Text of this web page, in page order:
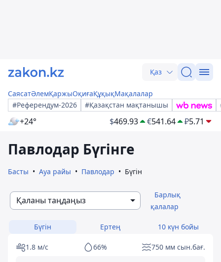
Қаз
СаясатӘлемҚаржыОқиғаҚұқықМақалалар
#Референдум-2026
#Қазақстан мақтанышы
+24° $469.93 €541.64 ₽5.71
Павлодар Бүгінге
Басты Ауа райы Павлодар Бүгін
Қаланы таңдаңыз
Барлық
қалалар
Бүгін Ертең 10 күн бойы
1.8 м/с 66% 750 мм сын.бағ.